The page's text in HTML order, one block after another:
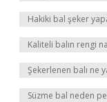
Hakiki bal şeker
Kaliteli balın rengi
Şekerlenen balı ne
Süzme bal neden